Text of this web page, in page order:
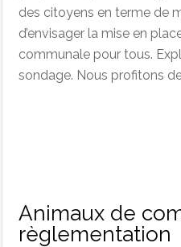
des citoyens en terme de
d’envisager la mise en
communale pour tous.
sondage. Nous profitons
Animaux de
règlementation